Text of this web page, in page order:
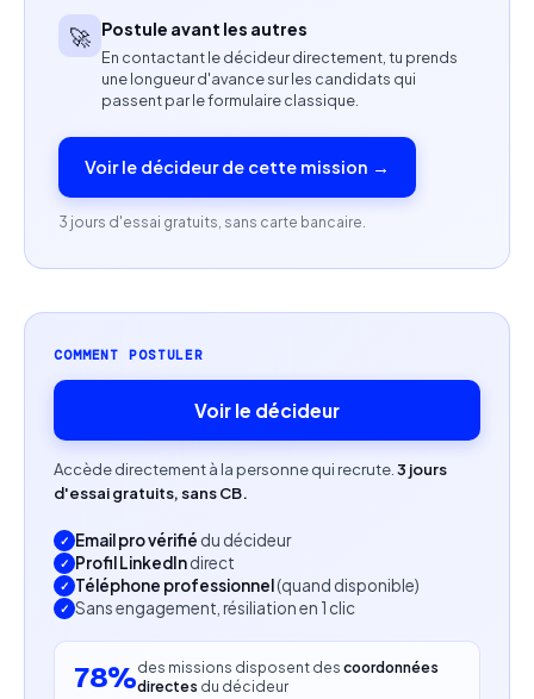
visuelle (au moins 1 an apprécié).
Sensibilité pour l’univers de la restauration et du
food branding.
Créativité, autonomie et réactivité.
Capacité à proposer des visuels adaptés aux
🚀 Postule avant les autres
En contactant le décideur directement, tu prends
une longueur d'avance sur les candidats qui
passent par le formulaire classique.
Voir le décideur de cette mission →
3 jours d'essai gratuits, sans carte bancaire.
COMMENT POSTULER
Voir le décideur
Accède directement à la personne qui recrute. 3 jours
d'essai gratuits, sans CB.
Email pro vérifié du décideur
Profil LinkedIndirect
Téléphone professionnel(quand disponible)
Sans engagement, résiliation en 1 clic
78%des missions disposent des coordonnées
directes du décideur